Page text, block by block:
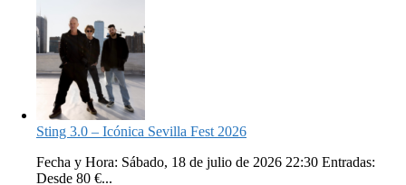
Sting 3.0 – Icónica Sevilla Fest 2026
Fecha y Hora: Sábado, 18 de julio de 2026 22:30 Entradas:
Desde 80 €...